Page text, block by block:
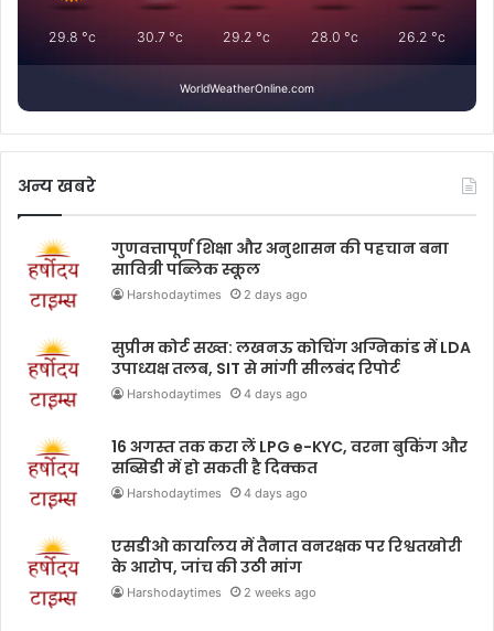
29.8 °c 30.7°c 29.2 °c 28.0 °c 26.2 °c
WorldWeatherOnline.com
अन्य खबरे
गुणवत्तापूर्ण शिक्षा और अनुशासन की पहचान बना
सावित्री पब्लिक स्कूल
Harshodaytimes 2 days ago
सुप्रीम कोर्ट सख्त: लखनऊ कोचिंग अग्निकांड में LDA
उपाध्यक्ष तलब, SIT से मांगी सीलबंद रिपोर्ट
Harshodaytimes 4 days ago
16 अगस्त तक करा लें LPG e-KYC, वरना बुकिंग और
सब्सिडी में हो सकती है दिक्कत
Harshodaytimes 4 days ago
एसडीओ कार्यालय में तैनात वनरक्षक पर रिश्वतखोरी
के आरोप, जांच की उठी मांग
Harshodaytimes 2 weeks ago